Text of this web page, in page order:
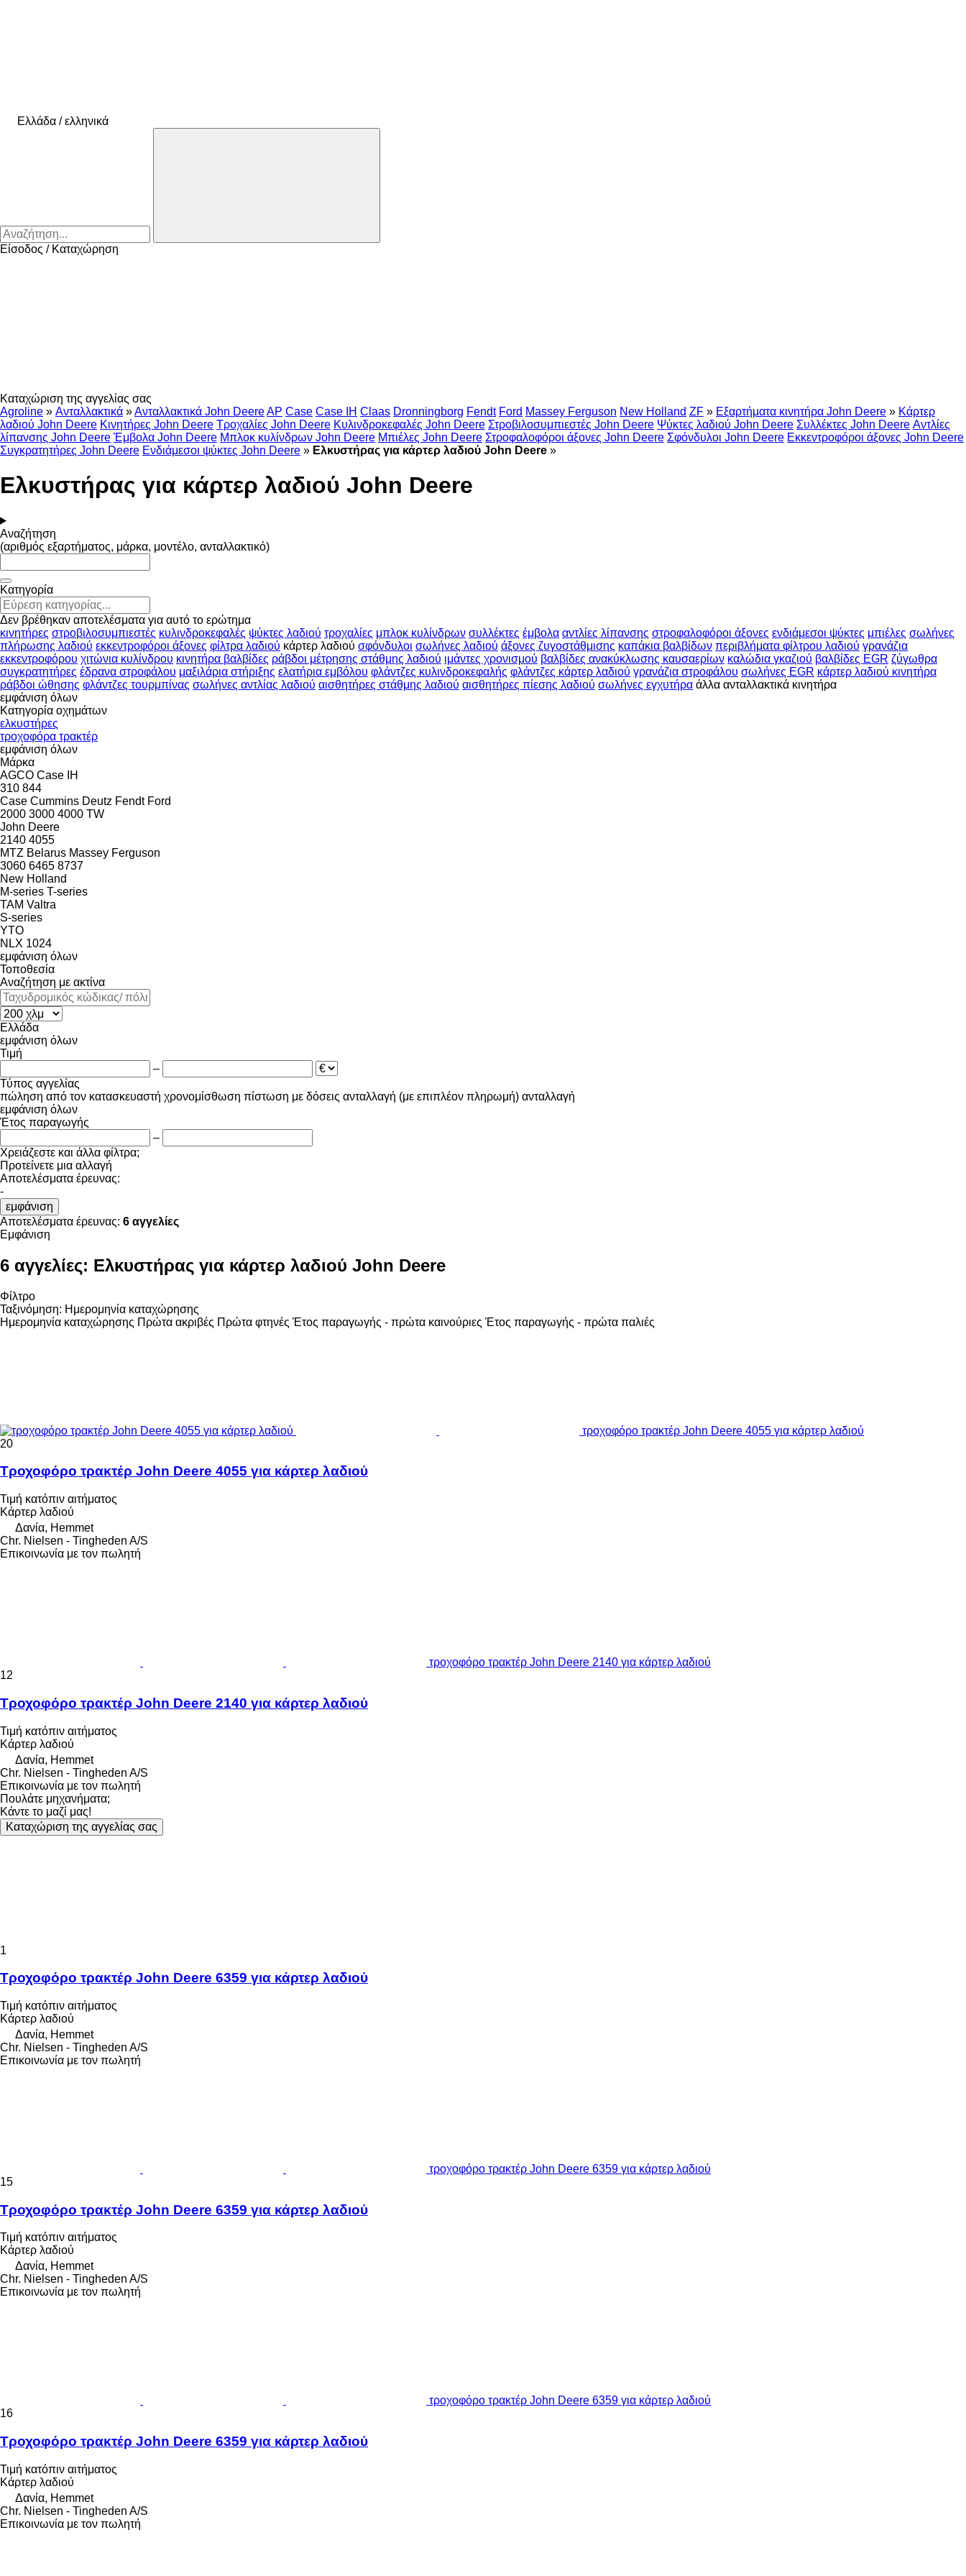
Ελλάδα / ελληνικά
Είσοδος / Καταχώρηση
Καταχώριση της αγγελίας σας
Agroline » Ανταλλακτικά »Ανταλλακτικά John DeereAP Case Case IH Claas Dronningborg Fendt Ford Massey Ferguson New Holland ZF » Εξαρτήματα κινητήρα John Deere » Κάρτερ
λαδιού John Deere Κινητήρες John Deere Τροχαλίες John Deere Κυλινδροκεφαλές John Deere Στροβιλοσυμπιεστές John Deere Ψύκτες λαδιού John Deere Συλλέκτες John Deere Αντλίες
λίπανσης John Deere Έμβολα John Deere Μπλοκ κυλίνδρων John Deere Μπιέλες John Deere Στροφαλοφόροι άξονες John Deere Σφόνδυλοι John Deere Εκκεντροφόροι άξονες John Deere
Συγκρατητήρες John Deere Ενδιάμεσοι ψύκτες John Deere » Ελκυστήρας για κάρτερ λαδιού John Deere »
Ελκυστήρας για κάρτερ λαδιού John Deere
Αναζήτηση
(αριθμός εξαρτήματος, μάρκα, μοντέλο, ανταλλακτικό)
Κατηγορία
Δεν βρέθηκαν αποτελέσματα για αυτό το ερώτημα
κινητήρες στροβιλοσυμπιεστές κυλινδροκεφαλές ψύκτες λαδιού τροχαλίες μπλοκ κυλίνδρων συλλέκτες έμβολα αντλίες λίπανσης στροφαλοφόροι άξονες ενδιάμεσοι ψύκτες μπιέλες σωλήνες
πλήρωσης λαδιού εκκεντροφόροι άξονες φίλτρα λαδιού κάρτερ λαδιού σφόνδυλοι σωλήνες λαδιού άξονες ζυγοστάθμισης καπάκια βαλβίδων περιβλήματα φίλτρου λαδιού γρανάζια
εκκεντροφόρου χιτώνια κυλίνδρου κινητήρα βαλβίδες ράβδοι μέτρησης στάθμης λαδιού ιμάντες χρονισμού βαλβίδες ανακύκλωσης καυσαερίων καλώδια γκαζιού βαλβίδες EGR ζύγωθρα
συγκρατητήρες έδρανα στροφάλου μαξιλάρια στήριξης ελατήρια εμβόλου φλάντζες κυλινδροκεφαλής φλάντζες κάρτερ λαδιού γρανάζια στροφάλου σωλήνες EGR κάρτερ λαδιού κινητήρα
ράβδοι ώθησης φλάντζες τουρμπίνας σωλήνες αντλίας λαδιού αισθητήρες στάθμης λαδιού αισθητήρες πίεσης λαδιού σωλήνες εγχυτήρα άλλα ανταλλακτικά κινητήρα
εμφάνιση όλων
Κατηγορία οχημάτων
ελκυστήρες
τροχοφόρα τρακτέρ
εμφάνιση όλων
Μάρκα
AGCO Case IH
310 844
Case Cummins Deutz Fendt Ford
2000 3000 4000 TW
John Deere
2140 4055
MTZ Belarus Massey Ferguson
3060 6465 8737
New Holland
M-series T-series
TAM Valtra
S-series
YTO
NLX 1024
εμφάνιση όλων
Τοποθεσία
Αναζήτηση με ακτίνα
Ελλάδα
εμφάνιση όλων
Τιμή
–
Τύπος αγγελίας
πώληση από τον κατασκευαστή χρονομίσθωση πίστωση με δόσεις ανταλλαγή (με επιπλέον πληρωμή) ανταλλαγή
εμφάνιση όλων
Έτος παραγωγής
–
Χρειάζεστε και άλλα φίλτρα;
Προτείνετε μια αλλαγή
Αποτελέσματα έρευνας:
-
εμφάνιση
Αποτελέσματα έρευνας: 6 αγγελίες
Εμφάνιση
6 αγγελίες: Ελκυστήρας για κάρτερ λαδιού John Deere
Φίλτρο
Ταξινόμηση: Ημερομηνία καταχώρησης
Ημερομηνία καταχώρησης Πρώτα ακριβές Πρώτα φτηνές Έτος παραγωγής - πρώτα καινούριες Έτος παραγωγής - πρώτα παλιές
τροχοφόρο τρακτέρ John Deere 4055 για κάρτερ λαδιού
20
Τροχοφόρο τρακτέρ John Deere 4055 για κάρτερ λαδιού
Τιμή κατόπιν αιτήματος
Κάρτερ λαδιού
Δανία, Hemmet
Chr. Nielsen - Tingheden A/S
Επικοινωνία με τον πωλητή
τροχοφόρο τρακτέρ John Deere 2140 για κάρτερ λαδιού
12
Τροχοφόρο τρακτέρ John Deere 2140 για κάρτερ λαδιού
Τιμή κατόπιν αιτήματος
Κάρτερ λαδιού
Δανία, Hemmet
Chr. Nielsen - Tingheden A/S
Επικοινωνία με τον πωλητή
Πουλάτε μηχανήματα;
Κάντε το μαζί μας!
Καταχώριση της αγγελίας σας
1
Τροχοφόρο τρακτέρ John Deere 6359 για κάρτερ λαδιού
Τιμή κατόπιν αιτήματος
Κάρτερ λαδιού
Δανία, Hemmet
Chr. Nielsen - Tingheden A/S
Επικοινωνία με τον πωλητή
τροχοφόρο τρακτέρ John Deere 6359 για κάρτερ λαδιού
15
Τροχοφόρο τρακτέρ John Deere 6359 για κάρτερ λαδιού
Τιμή κατόπιν αιτήματος
Κάρτερ λαδιού
Δανία, Hemmet
Chr. Nielsen - Tingheden A/S
Επικοινωνία με τον πωλητή
τροχοφόρο τρακτέρ John Deere 6359 για κάρτερ λαδιού
16
Τροχοφόρο τρακτέρ John Deere 6359 για κάρτερ λαδιού
Τιμή κατόπιν αιτήματος
Κάρτερ λαδιού
Δανία, Hemmet
Chr. Nielsen - Tingheden A/S
Επικοινωνία με τον πωλητή